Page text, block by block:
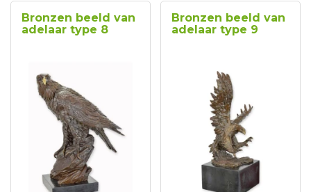
Bronzen beeld van
adelaar type 8
Bronzen beeld van
adelaar type 9